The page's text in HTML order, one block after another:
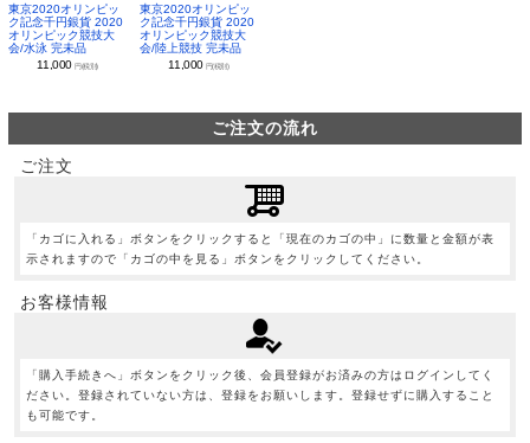
東京2020オリンピッ
ク記念千円銀貨 2020
オリンピック競技大
会/水泳 完未品
11,000円(税別)
東京2020オリンピッ
ク記念千円銀貨 2020
オリンピック競技大
会/陸上競技 完未品
11,000 円(税別)
ご注文の流れ
ご注文
「カゴに入れる」ボタンをクリックすると「現在のカゴの中」に数量と金額が表
示されますので「カゴの中を見る」ボタンをクリックしてください。
お客様情報
「購入手続きへ」ボタンをクリック後、会員登録がお済みの方はログインしてく
ださい。登録されていない方は、登録をお願いします。登録せずに購入すること
も可能です。